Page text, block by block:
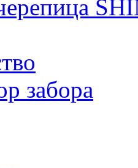
забора